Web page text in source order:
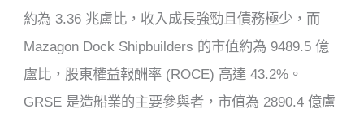
約為 3.36 兆盧比，收入成長強勁且債務極少，而
Mazagon Dock Shipbuilders 的市值約為 9489.5 億
盧比，股東權益報酬率 (ROCE) 高達 43.2%。
GRSE 是造船業的主要參與者，市值為 2890.4 億盧